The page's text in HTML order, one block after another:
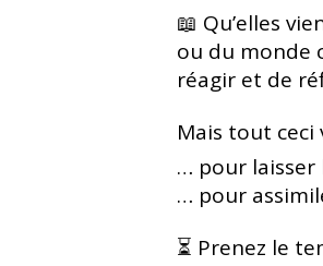
📖 Qu’elles
ou du monde
réagir et de
Mais tout
… pour laisser
… pour
⏳ Prenez le